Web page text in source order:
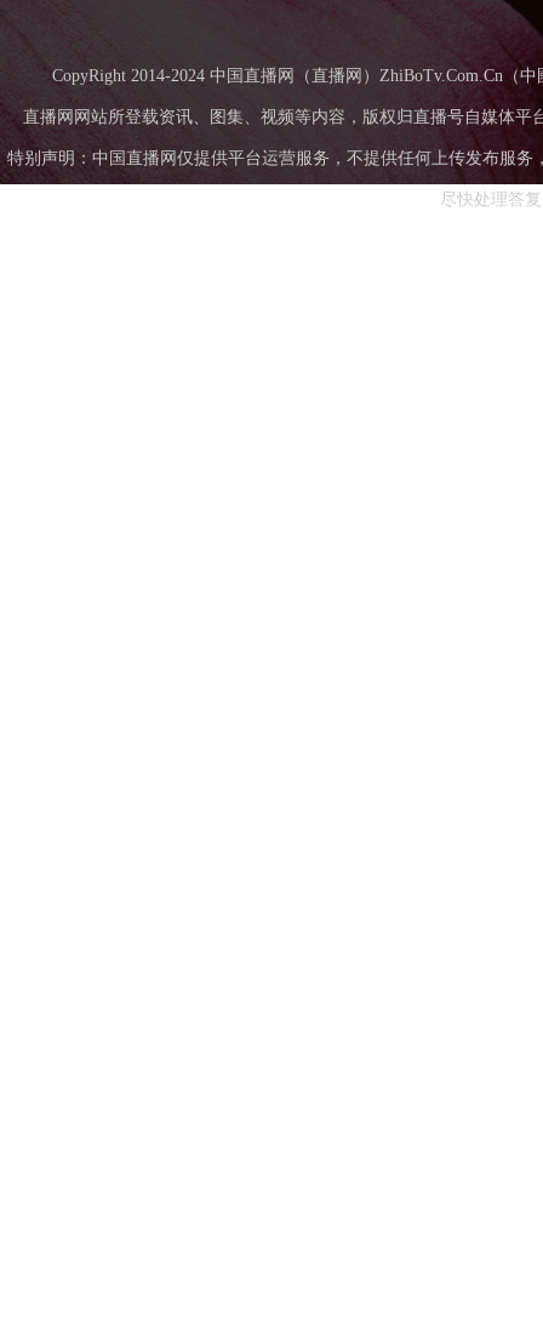
CopyRight 2014-2024 中国直播网（直播网）ZhiBoTv.Com.Cn（
直播网网站所登载资讯、图集、视频等内容，版权归直播号自媒体
特别声明：中国直播网仅提供平台运营服务，不提供任何上传发布服务
尽快处理答